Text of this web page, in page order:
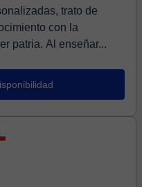
trato de
con la
patria. Al enseñar...